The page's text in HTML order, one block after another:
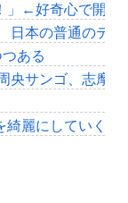
」←好奇心で開
本の普通のテ
ある
央サンゴ、志摩
麗にしていく。